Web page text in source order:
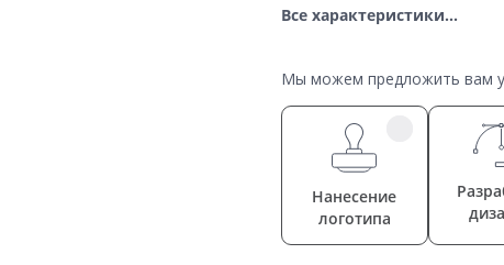
Все характеристики...
Мы можем предложить вам
Нанесение
логотипа